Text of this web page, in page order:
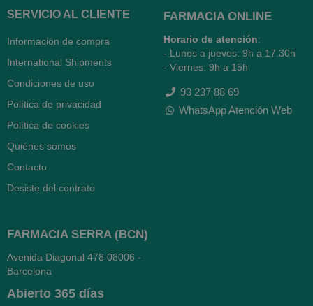
SERVICIO AL CLIENTE
Información de compra
International Shipments
Condiciones de uso
Política de privacidad
Política de cookies
Quiénes somos
Contacto
Desiste del contrato
FARMACIA ONLINE
Horario de atención:
- Lunes a jueves: 9h a 17.30h
- Viernes: 9h a 15h
93 237 88 69
WhatsApp Atención Web
FARMACIA SERRA (BCN)
Avenida Diagonal 478 08006 -
Barcelona
Abierto 365 días